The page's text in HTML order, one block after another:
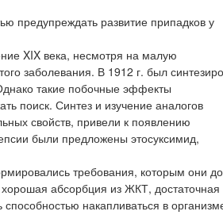
предупреждать развитие припадков у
XIX века, несмотря на малую
заболевания. В 1912 г. был
такие побочные эффекты
поиск. Синтез и изучение аналогов
свойств, привели к появлению
были предложены этосуксимид,
требования, которым они
хорошая абсорбция из ЖКТ, достаточная
накапливаться в